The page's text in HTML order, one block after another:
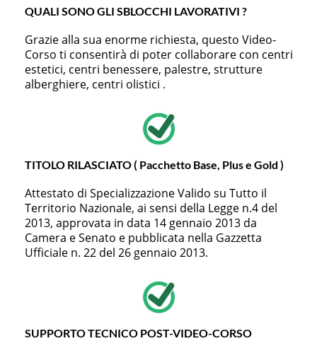
QUALI SONO GLI SBLOCCHI LAVORATIVI ?
Grazie alla sua enorme richiesta, questo Video-
Corso ti consentirà di poter collaborare con centri
estetici, centri benessere, palestre, strutture
alberghiere, centri olistici .
TITOLO RILASCIATO ( Pacchetto Base, Plus e Gold )
Attestato di Specializzazione Valido su Tutto il
Territorio Nazionale, ai sensi della Legge n.4 del
2013, approvata in data 14 gennaio 2013 da
Camera e Senato e pubblicata nella Gazzetta
Ufficiale n. 22 del 26 gennaio 2013.
SUPPORTO TECNICO POST-VIDEO-CORSO